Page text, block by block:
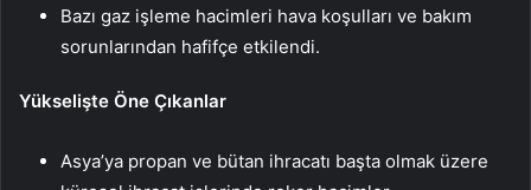
Bazı gaz işleme hacimleri hava koşulları ve bakım
sorunlarından hafifçe etkilendi.
Yükselişte Öne Çıkanlar
Asya’ya propan ve bütan ihracatı başta olmak üzere